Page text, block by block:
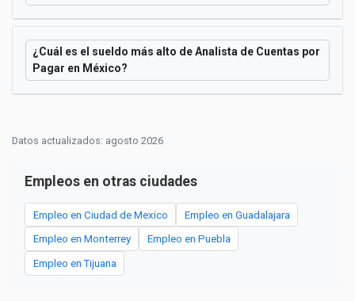
¿Cuál es el sueldo más alto de Analista de Cuentas por
Pagar en México?
Datos actualizados: agosto 2026
Empleos en otras ciudades
Empleo en Ciudad de Mexico Empleo en Guadalajara
Empleo en Monterrey Empleo en Puebla
Empleo en Tijuana